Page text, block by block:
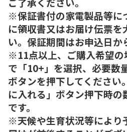
※保証書付の家電製品等に
に領収書又はお届け伝票を
い。保証期間はお申込日か
※11点以上、ご購入希望の
で「10+」を選択、必要数
ボタンを押下してください
に入れる」ボタン押下時
です。
※天候や生育状況等により